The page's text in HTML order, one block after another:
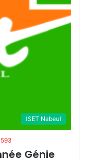
ISET Nabeul
Génie